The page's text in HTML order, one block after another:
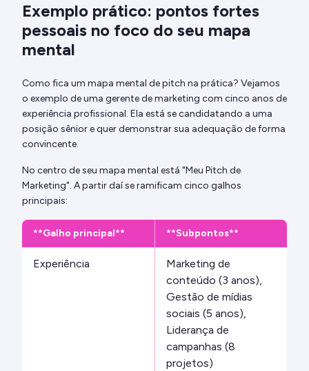
Exemplo prático: pontos fortes
pessoais no foco do seu mapa
mental
Como fica um mapa mental de pitch na prática? Vejamos
o exemplo de uma gerente de marketing com cinco anos de
experiência profissional. Ela está se candidatando a uma
posição sênior e quer demonstrar sua adequação de forma
convincente.
No centro de seu mapa mental está "Meu Pitch de
Marketing". A partir daí se ramificam cinco galhos
principais:
**Galho principal** **Subpontos**
Experiência
Marketing de
conteúdo (3 anos),
Gestão de mídias
sociais (5 anos),
Liderança de
campanhas (8
projetos)